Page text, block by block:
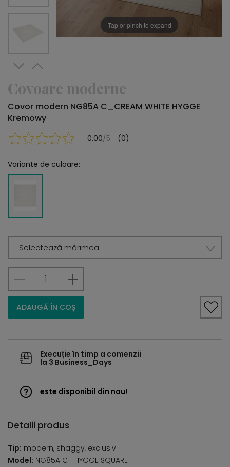
Tap or pinch to expand
Covoare moderne
Covor modern NG85A C_CREAM WHITE HYGGE
Kremowy
0,00/5 (0)
Variante de culoare:
Selectează mărimea
ADAUGĂ ÎN COȘ
Execuție în timp a comenzii
la 3 Business_Days
este disponibil din nou!
Detalii produs
Tip: modern, shaggy, exclusiv
Model: NG85A C_ HYGGE SQUARE